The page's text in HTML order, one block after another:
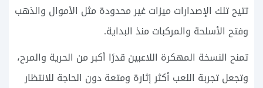
تتيح تلك الإصدارات ميزات غير محدودة مثل الأموال والذهب
وفتح الأسلحة والمركبات منذ البداية.
تمنح النسخة المهكرة اللاعبين قدرًا أكبر من الحرية والمرح،
وتجعل تجربة اللعب أكثر إثارة ومتعة دون الحاجة للانتظار